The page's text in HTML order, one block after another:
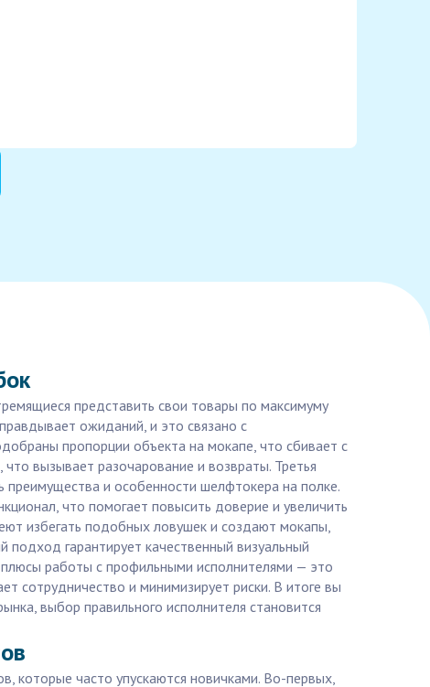
представить свои товары по максимуму
ожиданий, и это связано с
пропорции объекта на мокапе, что сбивает с
вызывает разочарование и возвраты. Третья
преимущества и особенности шелфтокера на полке.
что помогает повысить доверие и увеличить
избегать подобных ловушек и создают мокапы,
гарантирует качественный визуальный
работы с профильными исполнителями — это
сотрудничество и минимизирует риски. В итоге вы
выбор правильного исполнителя становится
которые часто упускаются новичками. Во-первых,